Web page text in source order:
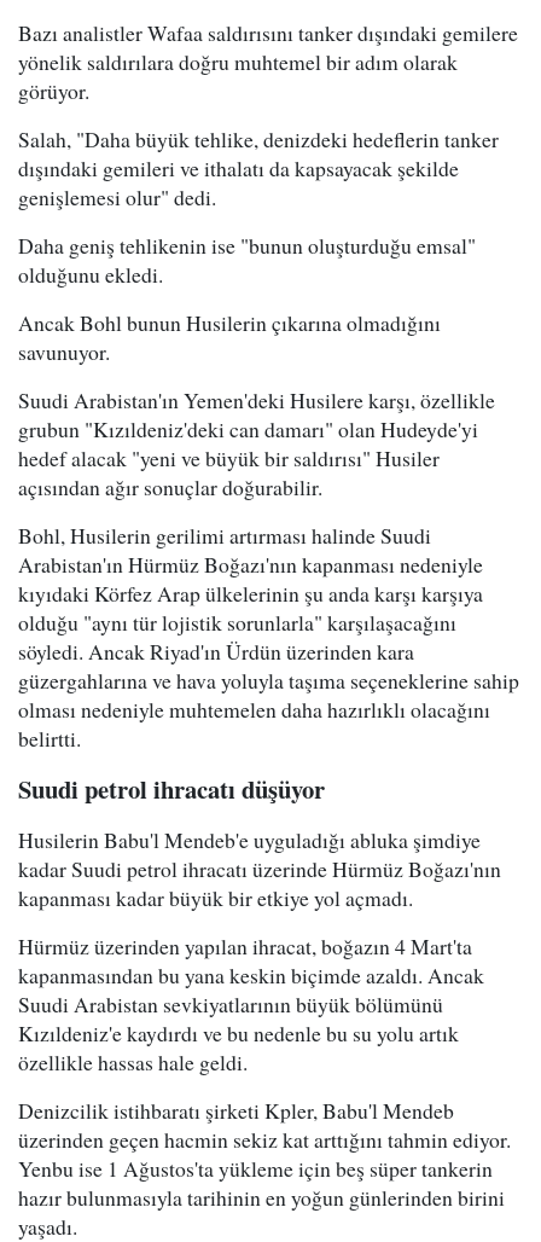
Bazı analistler Wafaa saldırısını tanker dışındaki gemilere
yönelik saldırılara doğru muhtemel bir adım olarak
görüyor.
Salah, "Daha büyük tehlike, denizdeki hedeflerin tanker
dışındaki gemileri ve ithalatı da kapsayacak şekilde
genişlemesi olur" dedi.
Daha geniş tehlikenin ise "bunun oluşturduğu emsal"
olduğunu ekledi.
Ancak Bohl bunun Husilerin çıkarına olmadığını
savunuyor.
Suudi Arabistan'ın Yemen'deki Husilere karşı, özellikle
grubun "Kızıldeniz'deki can damarı" olan Hudeyde'yi
hedef alacak "yeni ve büyük bir saldırısı" Husiler
açısından ağır sonuçlar doğurabilir.
Bohl, Husilerin gerilimi artırması halinde Suudi
Arabistan'ın Hürmüz Boğazı'nın kapanması nedeniyle
kıyıdaki Körfez Arap ülkelerinin şu anda karşı karşıya
olduğu "aynı tür lojistik sorunlarla" karşılaşacağını
söyledi. Ancak Riyad'ın Ürdün üzerinden kara
güzergahlarına ve hava yoluyla taşıma seçeneklerine sahip
olması nedeniyle muhtemelen daha hazırlıklı olacağını
belirtti.
Suudi petrol ihracatı düşüyor
Husilerin Babu'l Mendeb'e uyguladığı abluka şimdiye
kadar Suudi petrol ihracatı üzerinde Hürmüz Boğazı'nın
kapanması kadar büyük bir etkiye yol açmadı.
Hürmüz üzerinden yapılan ihracat, boğazın 4 Mart'ta
kapanmasından bu yana keskin biçimde azaldı. Ancak
Suudi Arabistan sevkiyatlarının büyük bölümünü
Kızıldeniz'e kaydırdı ve bu nedenle bu su yolu artık
özellikle hassas hale geldi.
Denizcilik istihbaratı şirketi Kpler, Babu'l Mendeb
üzerinden geçen hacmin sekiz kat arttığını tahmin ediyor.
Yenbu ise 1 Ağustos'ta yükleme için beş süper tankerin
hazır bulunmasıyla tarihinin en yoğun günlerinden birini
yaşadı.